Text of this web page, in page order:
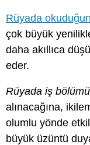
Rüyada
çok büyük
daha akıllıca
eder.
Rüyada iş
alınacağına,
olumlu yönde
büyük üzüntü